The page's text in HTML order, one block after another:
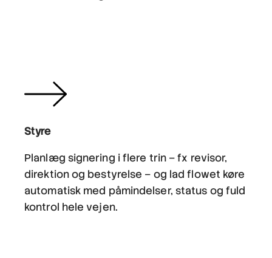
Styre
Planlæg signering i flere trin – fx revisor,
direktion og bestyrelse – og lad flowet køre
automatisk med påmindelser, status og fuld
kontrol hele vejen.